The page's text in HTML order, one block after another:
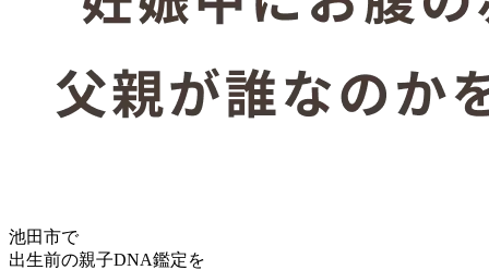
池田市で
出生前の親子DNA鑑定を